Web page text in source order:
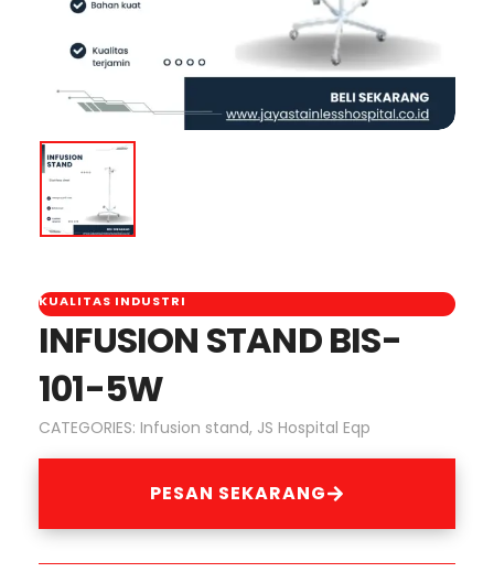
KUALITAS INDUSTRI
INFUSION STAND BIS-
101-5W
CATEGORIES: Infusion stand, JS Hospital Eqp
PESAN SEKARANG